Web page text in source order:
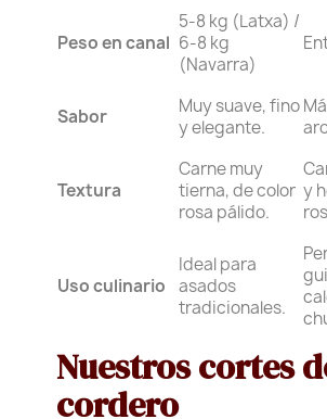
Peso en canal
5-8 kg (Latxa) /
6-8 kg
(Navarra)
Sabor
Muy suave, fino
y elegante.
Textura
Carne muy
tierna, de color
rosa pálido.
y
Uso culinario
Ideal para
asados
tradicionales.
Nuestros cortes
cordero